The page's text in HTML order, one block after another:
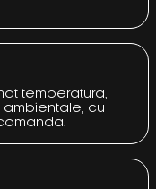
temperatura,
cu